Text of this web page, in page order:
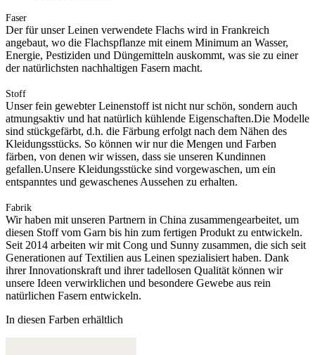
Faser
Der für unser Leinen verwendete Flachs wird in Frankreich
angebaut, wo die Flachspflanze mit einem Minimum an Wasser,
Energie, Pestiziden und Düngemitteln auskommt, was sie zu einer
der natürlichsten nachhaltigen Fasern macht.
Stoff
Unser fein gewebter Leinenstoff ist nicht nur schön, sondern auch
atmungsaktiv und hat natürlich kühlende Eigenschaften.Die Modelle
sind stückgefärbt, d.h. die Färbung erfolgt nach dem Nähen des
Kleidungsstücks. So können wir nur die Mengen und Farben
färben, von denen wir wissen, dass sie unseren Kundinnen
gefallen.Unsere Kleidungsstücke sind vorgewaschen, um ein
entspanntes und gewaschenes Aussehen zu erhalten.
Fabrik
Wir haben mit unseren Partnern in China zusammengearbeitet, um
diesen Stoff vom Garn bis hin zum fertigen Produkt zu entwickeln.
Seit 2014 arbeiten wir mit Cong und Sunny zusammen, die sich seit
Generationen auf Textilien aus Leinen spezialisiert haben. Dank
ihrer Innovationskraft und ihrer tadellosen Qualität können wir
unsere Ideen verwirklichen und besondere Gewebe aus rein
natürlichen Fasern entwickeln.
In diesen Farben erhältlich